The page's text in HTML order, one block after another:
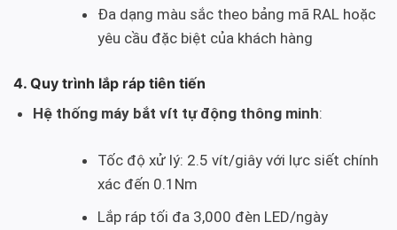
Đa dạng màu sắc theo bảng mã RAL hoặc
yêu cầu đặc biệt của khách hàng
4. Quy trình lắp ráp tiên tiến
Hệ thống máy bắt vít tự động thông minh:
Tốc độ xử lý: 2.5 vít/giây với lực siết chính
xác đến 0.1Nm
Lắp ráp tối đa 3,000 đèn LED/ngày